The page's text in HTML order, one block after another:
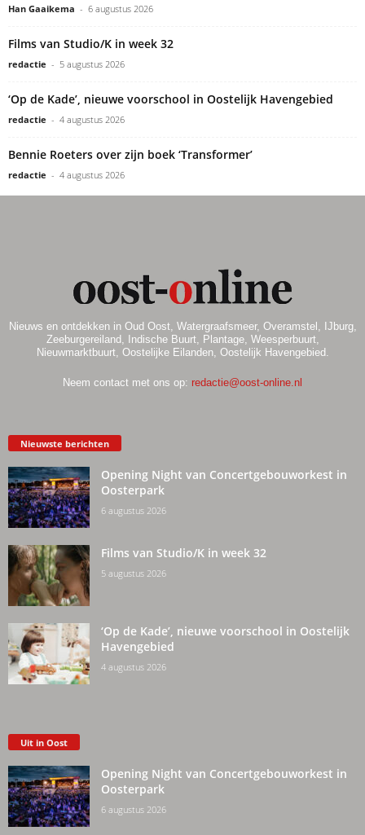
Han Gaaikema - 6 augustus 2026
Films van Studio/K in week 32
redactie - 5 augustus 2026
‘Op de Kade’, nieuwe voorschool in Oostelijk Havengebied
redactie - 4 augustus 2026
Bennie Roeters over zijn boek ‘Transformer’
redactie - 4 augustus 2026
Nieuws en ontdekken in Oud Oost, Watergraafsmeer, Overamstel, IJburg,
Zeeburgereiland, Indische Buurt, Plantage, Weesperbuurt,
Nieuwmarktbuurt, Oostelijke Eilanden, Oostelijk Havengebied.
Neem contact met ons op: redactie@oost-online.nl
Nieuwste berichten
Opening Night van Concertgebouworkest in
Oosterpark
6 augustus 2026
Films van Studio/K in week 32
5 augustus 2026
‘Op de Kade’, nieuwe voorschool in Oostelijk
Havengebied
4 augustus 2026
Uit in Oost
Opening Night van Concertgebouworkest in
Oosterpark
6 augustus 2026